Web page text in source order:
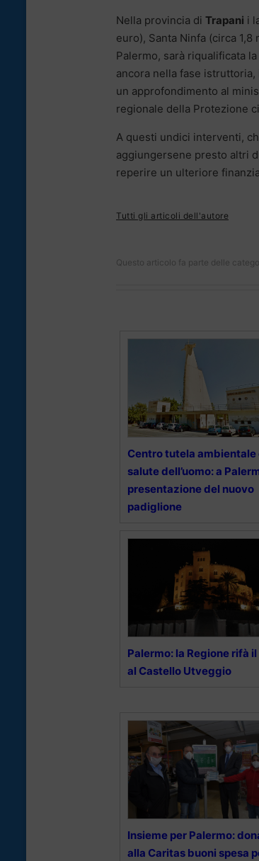
Nella provincia di Trapani i
euro), Santa Ninfa (circa
Palermo, sarà riqualificata
ancora nella fase
un approfondimento al
regionale della Protezione
A questi undici interventi,
aggiungersene presto altri
reperire un ulteriore
Tutti gli articoli dell'autore
Questo articolo fa parte delle
Centro tutela ambientale
salute dell’uomo: a
presentazione del nuovo
padiglione
Palermo: la Regione rifà
al Castello Utveggio
Insieme per Palermo:
alla Caritas buoni spesa